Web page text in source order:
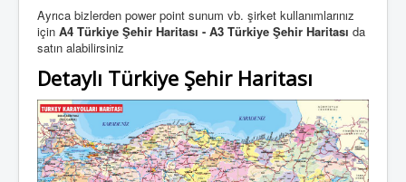
Ayrıca bizlerden power point sunum vb. şirket kullanımlarınız
için A4 Türkiye Şehir Haritası - A3 Türkiye Şehir Haritası da
satın alabilirsiniz
Detaylı Türkiye Şehir Haritası